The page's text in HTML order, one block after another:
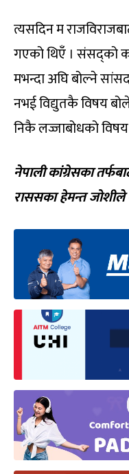
त्यसदिन म
गएको थिएँ । संसद्को
मभन्दा अघि बोल्ने
नभई विद्युतकै विषय
निकै लज्जाबोधको विषय
नेपालीकांग्रेसका
राससका हेमन्त जोशीले